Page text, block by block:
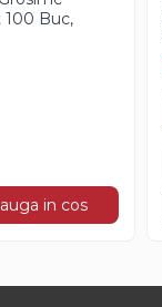
100 Buc,
in cos